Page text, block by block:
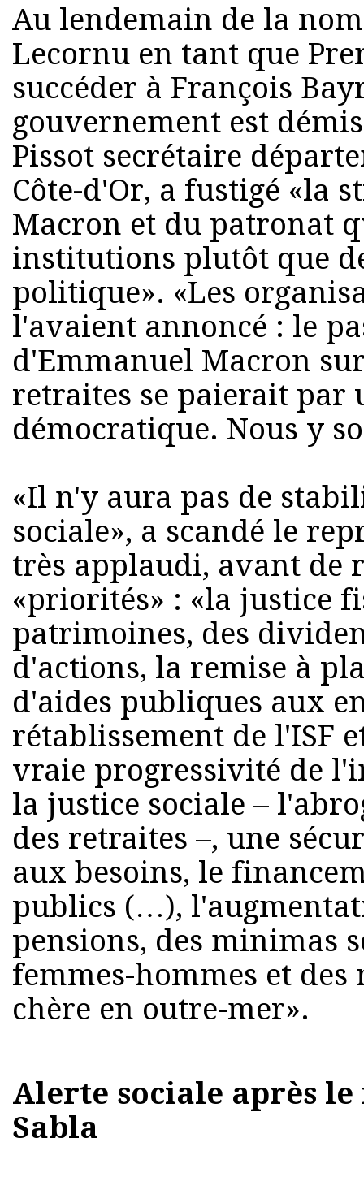
Au lendemain de la
Lecornu en tant que
succéder à François
gouvernement est
Pissot secrétaire
Côte-d'Or, a fustigé «la
Macron et du patronat
institutions plutôt que
politique». «Les
l'avaient annoncé : le
d'Emmanuel Macron
retraites se paierait par
démocratique. Nous y
«Il n'y aura pas de
sociale», a scandé le
très applaudi, avant de
«priorités» : «la justice
patrimoines, des
d'actions, la remise à
d'aides publiques aux
rétablissement de l'ISF
vraie progressivité de
la justice sociale –
des retraites –, une
aux besoins, le
publics (…),
pensions, des minimas
femmes-hommes et
chère en outre-mer».
Alerte sociale après
Sabla